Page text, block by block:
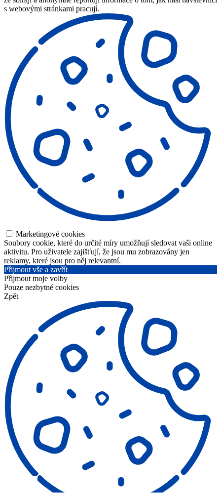
s webovými stránkami pracují.
Marketingové cookies
Soubory cookie, které do určité míry umožňují sledovat vaši online
aktivitu. Pro uživatele zajišťují, že jsou mu zobrazovány jen
reklamy, které jsou pro něj relevantní.
Přijmout vše a zavřít
Přijmout moje volby
Pouze nezbytné cookies
Zpět